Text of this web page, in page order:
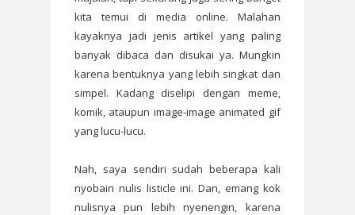
kita temui di media online. Malahan
kayaknya jadi jenis artikel yang paling
banyak dibaca dan disukai ya. Mungkin
karena bentuknya yang lebih singkat dan
simpel. Kadang diselipi dengan meme,
komik, ataupun image-image animated gif
yang lucu-lucu.
Nah, saya sendiri sudah beberapa kali
nyobain nulis listicle ini. Dan, emang kok
nulisnya pun lebih nyenengin, karena